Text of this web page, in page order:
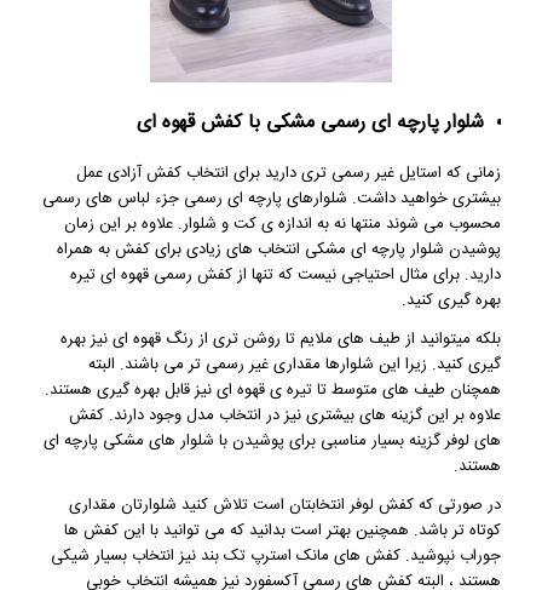
شلوار پارچه ای رسمی مشکی با کفش قهوه ای
زمانی که استایل غیر رسمی تری دارید برای انتخاب کفش آزادی عمل
بیشتری خواهید داشت. شلوارهای پارچه ای رسمی جزء لباس های رسمی
محسوب می شوند منتها نه به اندازه ی کت و شلوار. علاوه بر این زمان
پوشیدن شلوار پارچه ای مشکی انتخاب های زیادی برای کفش به همراه
دارید. برای مثال احتیاجی نیست که تنها از کفش رسمی قهوه ای تیره
بهره گیری کنید.
بلکه میتوانید از طیف های ملایم تا روشن تری از رنگ قهوه ای نیز بهره
گیری کنید. زیرا این شلوارها مقداری غیر رسمی تر می باشند. البته
همچنان طیف های متوسط تا تیره ی قهوه ای نیز قابل بهره گیری هستند.
علاوه بر این گزینه های بیشتری نیز در انتخاب مدل وجود دارند. کفش
های لوفر گزینه بسیار مناسبی برای پوشیدن با شلوار های مشکی پارچه ای
هستند.
در صورتی که کفش لوفر انتخابتان است تلاش کنید شلوارتان مقداری
کوتاه تر باشد. همچنین بهتر است بدانید که می توانید با این کفش ها
جوراب نپوشید. کفش های مانک استرپ تک بند نیز انتخاب بسیار شیکی
هستند ، البته کفش های رسمی آکسفورد نیز همیشه انتخاب خوبی